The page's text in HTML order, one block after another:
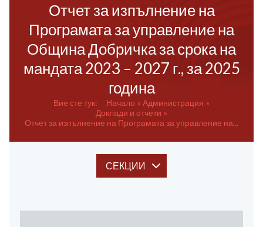
Отчет за изпълнение на
Програмата за управление на
Община Добричка за срока на
мандата 2023 – 2027 г., за 2025
година
Вие сте тук: Начало
Администрация
Доклади и отчети
Отчет за изпълнение на Програмата за управление на...
СЕКЦИИ